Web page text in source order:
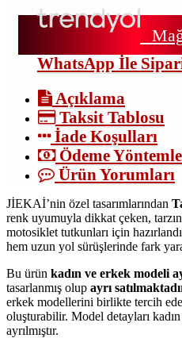
WhatsApp İle
Açıklama
Taksit Tablosu
İade Koşulları
Ödeme
Ürün Yorumları
JİEKAİ’nin özel tasarımlarından
renk uyumuyla dikkat çeken,
motosiklet tutkunları için
hem uzun yol sürüşlerinde fark
Bu ürün kadın ve erkek modeli
tasarlanmış olup ayrı
erkek modellerini birlikte tercih
oluşturabilir. Model detayları
ayrılmıştır.